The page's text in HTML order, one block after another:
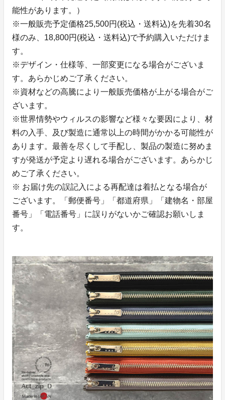
能性があります。）
※一般販売予定価格25,500円(税込・送料込)を先着30名
様のみ、18,800円(税込・送料込)で予約購入いただけま
す。
※デザイン・仕様等、一部変更になる場合がございま
す。あらかじめご了承ください。
※資材などの高騰により一般販売価格が上がる場合がご
ざいます。
※世界情勢やウィルスの影響など様々な要因により、材
料の入手、及び製造に通常以上の時間がかかる可能性が
あります。最善を尽くして手配し、製品の製造に努めま
すが発送が予定より遅れる場合がございます。あらかじ
めご了承ください。
※ お届け先の誤記入による再配達は着払となる場合が
ございます。「郵便番号」「都道府県」「建物名・部屋
番号」「電話番号」に誤りがないかご確認お願いしま
す。